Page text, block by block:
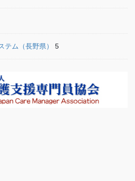
テム（長野県） 5